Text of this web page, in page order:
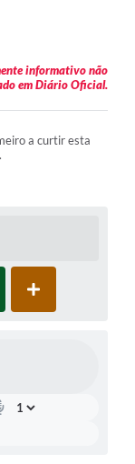
informativo não
em Diário Oficial.
a curtir esta